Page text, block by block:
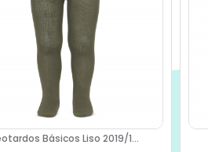
Básicos Liso 2019/1...